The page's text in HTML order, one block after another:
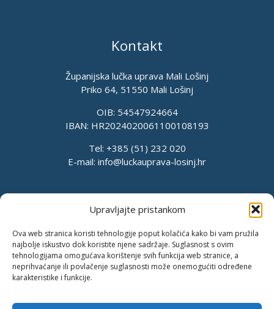
Upravljajte pristankom
Ova web stranica koristi tehnologije poput kolačića kako bi vam pružila
najbolje iskustvo dok koristite njene sadržaje. Suglasnost s ovim
tehnologijama omogućava korištenje svih funkcija web stranice, a
neprihvaćanje ili povlačenje suglasnosti može onemogućiti određene
karakteristike i funkcije.
Kontakt
Županijska lučka uprava Mali Lošinj
Priko 64, 51550 Mali Lošinj
OIB: 54547924664
IBAN: HR2024020061100108193
Tel: +385 (51) 232 020
E-mail: info@luckauprava-losinj.hr